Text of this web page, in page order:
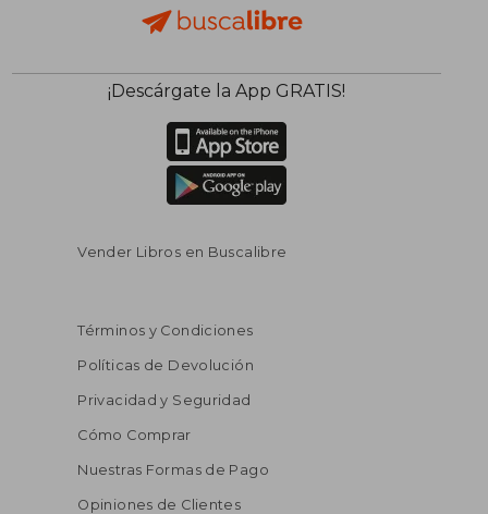
¡Descárgate la App GRATIS!
Vender Libros en Buscalibre
Términos y Condiciones
Políticas de Devolución
Privacidad y Seguridad
Cómo Comprar
Nuestras Formas de Pago
Opiniones de Clientes